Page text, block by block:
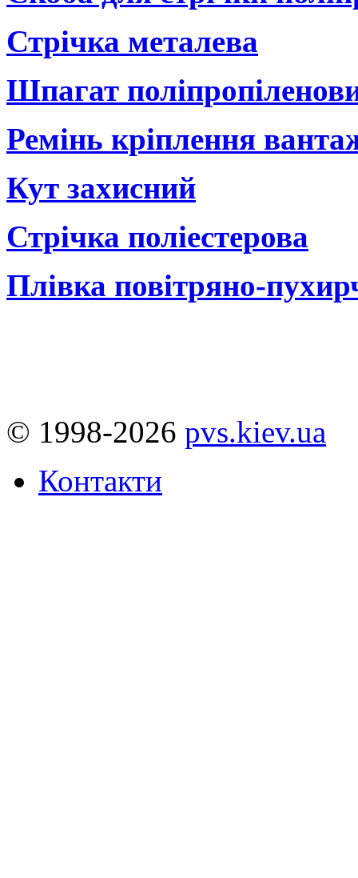
Стрічка металева
Шпагат
Ремінь кріплення
Кут захисний
Стрічка поліестерова
Плівка повітряно-
© 1998-2026 pvs.kiev.ua
Контакти